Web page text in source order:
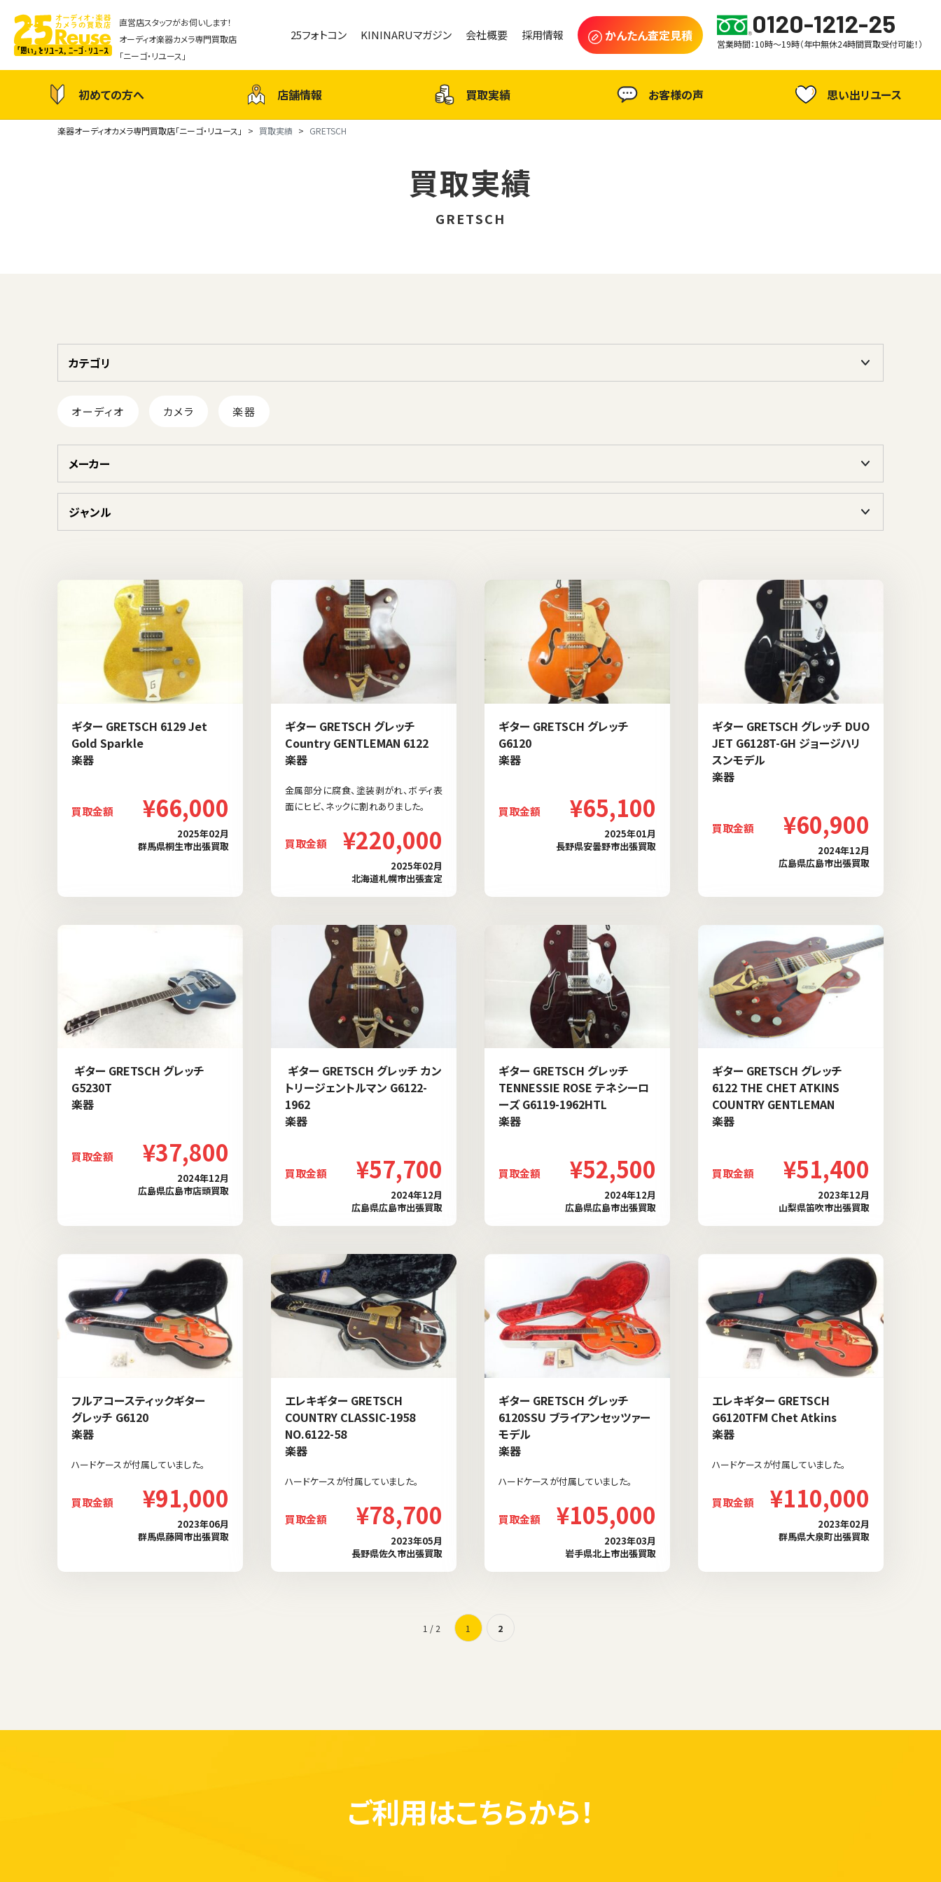
直営店スタッフがお伺いします！
オーディオ楽器カメラ専門買取店
「ニーゴ・リユース」
25フォトコン KININARUマガジン 会社概要 採用情報 かんたん査定見積 0120-1212-25
営業時間：10時～19時（年中無休24時間買取受付可能！）
初めての方へ 店舗情報 買取実績 お客様の声 思い出リユース
楽器オーディオカメラ専門買取店「ニーゴ・リユース」 買取実績 GRETSCH
買取実績
GRETSCH
カテゴリ
オーディオ カメラ 楽器
メーカー
ジャンル
ギター GRETSCH 6129 Jet
Gold Sparkle
楽器
買取金額 ¥66,000
2025年02月
群馬県桐生市出張買取
ギター GRETSCH グレッチ
Country GENTLEMAN 6122
楽器
金属部分に腐食、塗装剥がれ、ボディ表
面にヒビ、ネックに割れありました。
買取金額 ¥220,000
2025年02月
北海道札幌市出張査定
ギター GRETSCH グレッチ
G6120
楽器
買取金額 ¥65,100
2025年01月
長野県安曇野市出張買取
ギター GRETSCH グレッチ DUO
JET G6128T-GH ジョージハリ
スンモデル
楽器
買取金額 ¥60,900
2024年12月
広島県広島市出張買取
ギター GRETSCH グレッチ
G5230T
楽器
買取金額 ¥37,800
2024年12月
広島県広島市店頭買取
ギター GRETSCH グレッチ カン
トリージェントルマン G6122-
1962
楽器
買取金額 ¥57,700
2024年12月
広島県広島市出張買取
ギター GRETSCH グレッチ
TENNESSIE ROSE テネシーロ
ーズ G6119-1962HTL
楽器
買取金額 ¥52,500
2024年12月
広島県広島市出張買取
ギター GRETSCH グレッチ
6122 THE CHET ATKINS
COUNTRY GENTLEMAN
楽器
買取金額 ¥51,400
2023年12月
山梨県笛吹市出張買取
フルアコースティックギター
グレッチ G6120
楽器
ハードケースが付属していました。
買取金額 ¥91,000
2023年06月
群馬県藤岡市出張買取
エレキギター GRETSCH
COUNTRY CLASSIC-1958
NO.6122-58
楽器
ハードケースが付属していました。
買取金額 ¥78,700
2023年05月
長野県佐久市出張買取
ギター GRETSCH グレッチ
6120SSU ブライアンセッツァー
モデル
楽器
ハードケースが付属していました。
買取金額 ¥105,000
2023年03月
岩手県北上市出張買取
エレキギター GRETSCH
G6120TFM Chet Atkins
楽器
ハードケースが付属していました。
買取金額 ¥110,000
2023年02月
群馬県大泉町出張買取
1 / 2 1 2
ご利用はこちらから！